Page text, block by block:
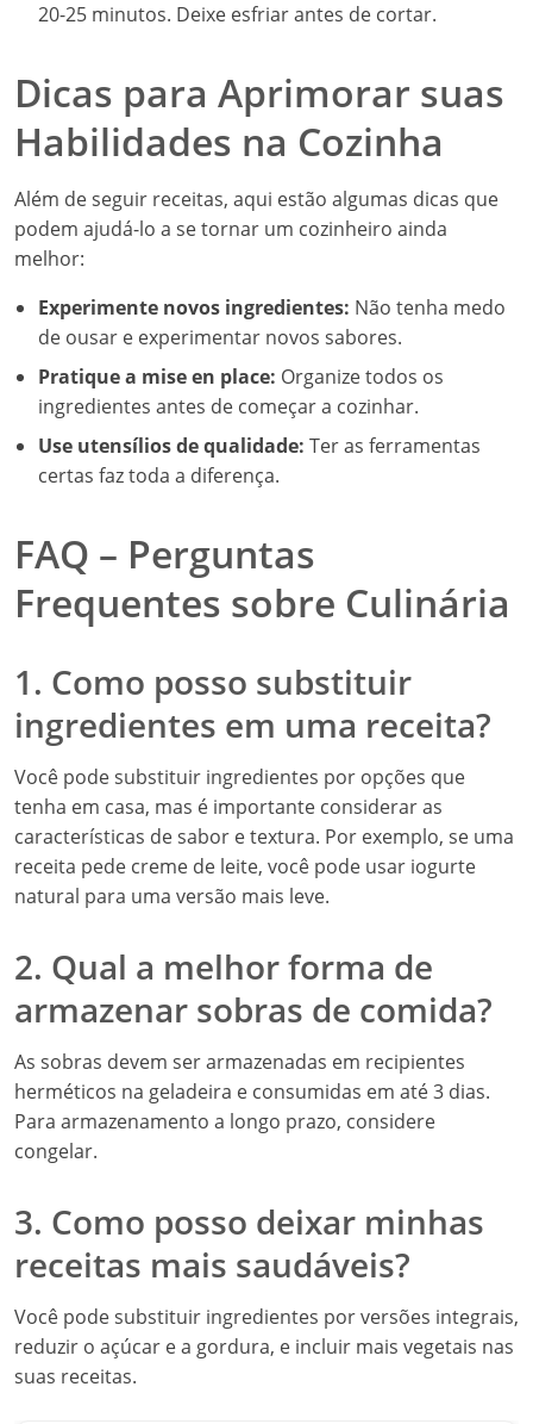
20-25 minutos. Deixe esfriar antes de cortar.
Dicas para Aprimorar suas
Habilidades na Cozinha
Além de seguir receitas, aqui estão algumas dicas que
podem ajudá-lo a se tornar um cozinheiro ainda
melhor:
Experimente novos ingredientes: Não tenha medo
de ousar e experimentar novos sabores.
Pratique a mise en place: Organize todos os
ingredientes antes de começar a cozinhar.
Use utensílios de qualidade: Ter as ferramentas
certas faz toda a diferença.
FAQ – Perguntas
Frequentes sobre Culinária
1. Como posso substituir
ingredientes em uma receita?
Você pode substituir ingredientes por opções que
tenha em casa, mas é importante considerar as
características de sabor e textura. Por exemplo, se uma
receita pede creme de leite, você pode usar iogurte
natural para uma versão mais leve.
2. Qual a melhor forma de
armazenar sobras de comida?
As sobras devem ser armazenadas em recipientes
herméticos na geladeira e consumidas em até 3 dias.
Para armazenamento a longo prazo, considere
congelar.
3. Como posso deixar minhas
receitas mais saudáveis?
Você pode substituir ingredientes por versões integrais,
reduzir o açúcar e a gordura, e incluir mais vegetais nas
suas receitas.